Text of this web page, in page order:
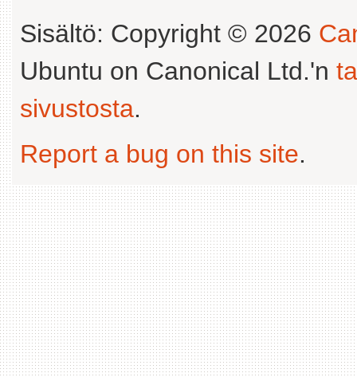
Sisältö: Copyright © 2026
Ubuntu on Canonical Ltd.'n
sivustosta.
Report a bug on this site.